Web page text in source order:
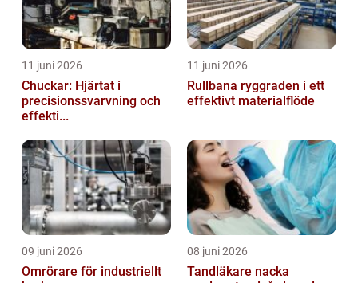
11 juni 2026
Chuckar: Hjärtat i
precisionssvarvning och
effekti...
11 juni 2026
Rullbana ryggraden i ett
effektivt materialflöde
09 juni 2026
Omrörare för industriellt
08 juni 2026
Tandläkare nacka